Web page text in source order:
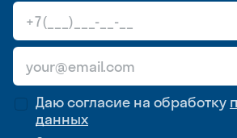
Даю согласие на обработку
данных